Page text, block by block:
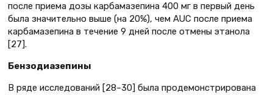
после приема дозы карбамазепина 400 мг в первый день
была значительно выше (на 20%), чем AUC после приема
карбамазепина в течение 9 дней после отмены этанола
[27].
Бензодиазепины
В ряде исследований [28–30] была продемонстрирована